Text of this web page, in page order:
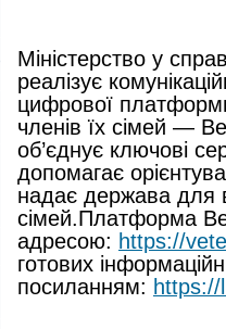
Міністерство у
реалізує
цифрової
членів їх сімей —
об’єднує ключові
допомагає
надає держава для
сімей.Платформа
адресою: https://
готових
посиланням: https://